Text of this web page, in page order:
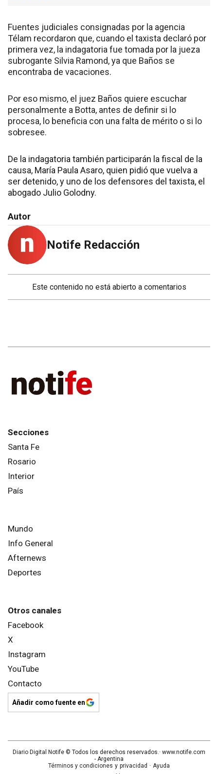
Fuentes judiciales consignadas por la agencia
Télam recordaron que, cuando el taxista declaró por
primera vez, la indagatoria fue tomada por la jueza
subrogante Silvia Ramond, ya que Baños se
encontraba de vacaciones.
Por eso mismo, el juez Baños quiere escuchar
personalmente a Botta, antes de definir si lo
procesa, lo beneficia con una falta de mérito o si lo
sobresee.
De la indagatoria también participarán la fiscal de la
causa, María Paula Asaro, quien pidió que vuelva a
ser detenido, y uno de los defensores del taxista, el
abogado Julio Golodny.
Autor
Notife Redacción
Este contenido no está abierto a comentarios
Secciones
Santa Fe
Rosario
Interior
País
Mundo
Info General
Afternews
Deportes
Otros canales
Facebook
X
Instagram
YouTube
Contacto
Añadir como fuente en
Diario Digital Notife © Todos los derechos reservados.· www.notife.com
- Argentina
Términos y condiciones y privacidad · Ayuda